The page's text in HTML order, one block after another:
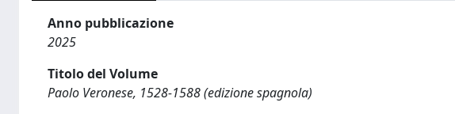
Anno pubblicazione
2025
Titolo del Volume
Paolo Veronese, 1528-1588 (edizione spagnola)